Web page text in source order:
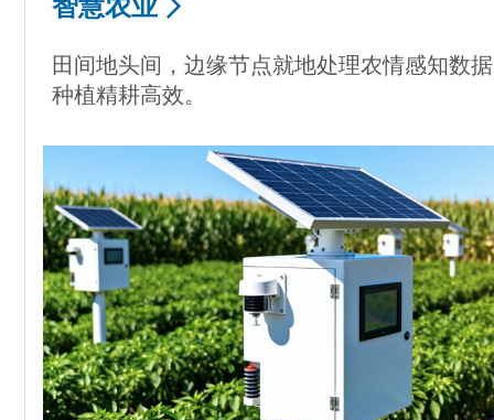
田间地头间，边缘节点就地处理农情感知数
种植精耕高效。